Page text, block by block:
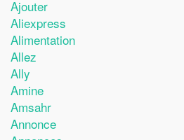
Ajouter
Aliexpress
Alimentation
Allez
Ally
Amine
Amsahr
Annonce